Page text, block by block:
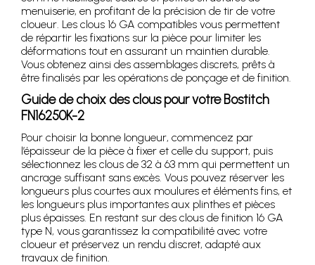
menuiserie, en profitant de la précision de tir de votre
cloueur. Les clous 16 GA compatibles vous permettent
de répartir les fixations sur la pièce pour limiter les
déformations tout en assurant un maintien durable.
Vous obtenez ainsi des assemblages discrets, prêts à
être finalisés par les opérations de ponçage et de finition.
Guide de choix des clous pour votre Bostitch
FN16250K-2
Pour choisir la bonne longueur, commencez par
l’épaisseur de la pièce à fixer et celle du support, puis
sélectionnez les clous de 32 à 63 mm qui permettent un
ancrage suffisant sans excès. Vous pouvez réserver les
longueurs plus courtes aux moulures et éléments fins, et
les longueurs plus importantes aux plinthes et pièces
plus épaisses. En restant sur des clous de finition 16 GA
type N, vous garantissez la compatibilité avec votre
cloueur et préservez un rendu discret, adapté aux
travaux de finition.